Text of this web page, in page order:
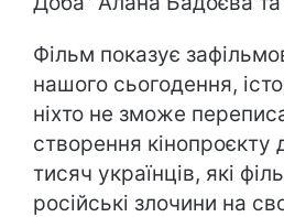
Фільм показує
нашого сьогодення,
ніхто не зможе
створення кінопроєкту
тисяч українців, які
російські злочини на